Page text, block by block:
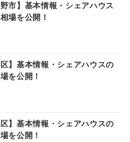
野市】基本情報・シェアハウス
場を公開！
区】基本情報・シェアハウスの
を公開！
区】基本情報・シェアハウスの
を公開！